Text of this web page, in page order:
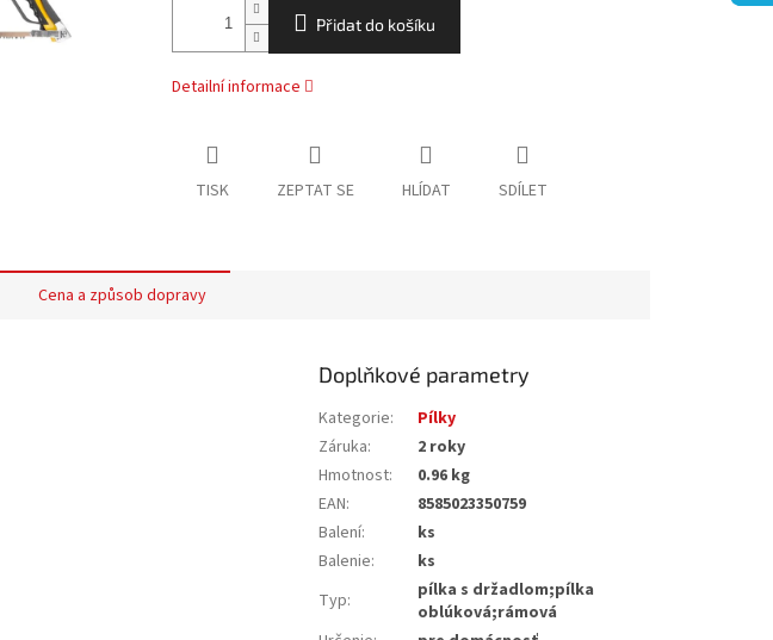
Přidat do košíku
Detailní informace
TISK ZEPTAT SE HLÍDAT SDÍLET
Cena a způsob dopravy
Doplňkové parametry
Kategorie:
Pílky
Záruka:
2 roky
Hmotnost:
0.96 kg
EAN:
8585023350759
Balení:
ks
Balenie:
ks
Typ:
pílka s držadlom;pílka
oblúková;rámová